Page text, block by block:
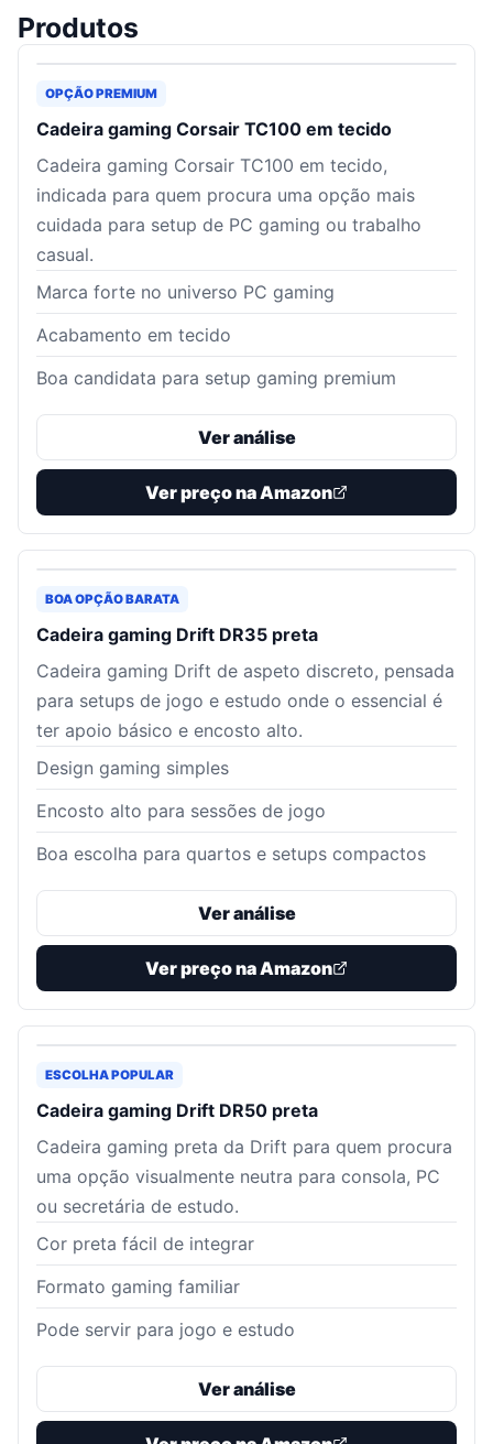
Produtos
OPÇÃO PREMIUM
Cadeira gaming Corsair TC100 em tecido
Cadeira gaming Corsair TC100 em tecido,
indicada para quem procura uma opção mais
cuidada para setup de PC gaming ou trabalho
casual.
Marca forte no universo PC gaming
Acabamento em tecido
Boa candidata para setup gaming premium
Ver análise
Ver preço na Amazon
BOA OPÇÃO BARATA
Cadeira gaming Drift DR35 preta
Cadeira gaming Drift de aspeto discreto, pensada
para setups de jogo e estudo onde o essencial é
ter apoio básico e encosto alto.
Design gaming simples
Encosto alto para sessões de jogo
Boa escolha para quartos e setups compactos
Ver análise
Ver preço na Amazon
ESCOLHA POPULAR
Cadeira gaming Drift DR50 preta
Cadeira gaming preta da Drift para quem procura
uma opção visualmente neutra para consola, PC
ou secretária de estudo.
Cor preta fácil de integrar
Formato gaming familiar
Pode servir para jogo e estudo
Ver análise